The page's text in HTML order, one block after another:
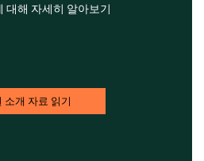
대해 자세히 알아보기
소개 자료 읽기